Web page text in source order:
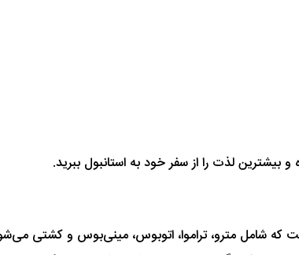
لذت را از سفر خود به استانبول ببرید.
که شامل مترو، تراموا، اتوبوس، مینی‌بوس و کشتی